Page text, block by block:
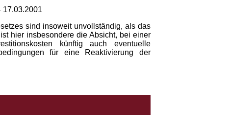
17.03.2001
sind insoweit unvollständig, als das
hier insbesondere die Absicht, bei einer
künftig auch eventuelle
für eine Reaktivierung der